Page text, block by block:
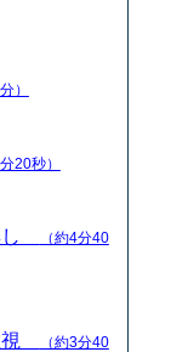
）
20秒）
し
（約4分40
視
（約3分40